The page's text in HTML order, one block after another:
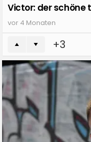
Victor: der schöne
vor 4 Monaten
3